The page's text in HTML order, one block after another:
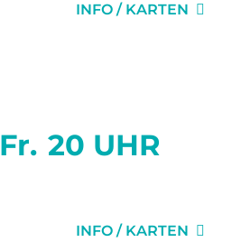
INFO / KARTEN
Fr. 20 UHR
INFO / KARTEN